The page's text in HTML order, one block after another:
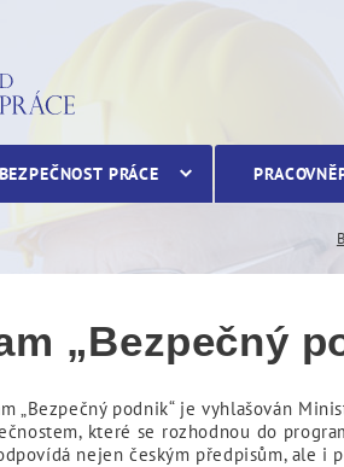
podnik"
BEZPEČNOST PRÁCE
„Bezpečný
„Bezpečný podnik“ je vyhlašován
které se rozhodnou do
nejen českým předpisům, ale i